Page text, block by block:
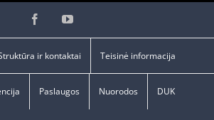
FacebookYouTube
ir kontaktai Teisinė informacija
Paslaugos Nuorodos DUK